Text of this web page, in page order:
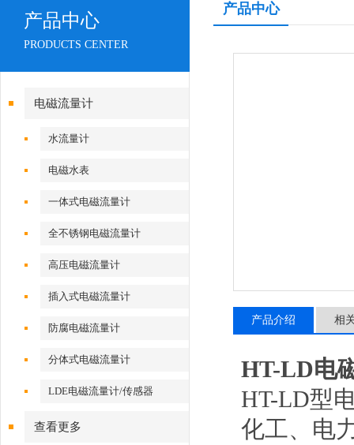
产品中心
PRODUCTS CENTER
电磁流量计
水流量计
电磁水表
一体式电磁流量计
全不锈钢电磁流量计
高压电磁流量计
插入式电磁流量计
防腐电磁流量计
分体式电磁流量计
LDE电磁流量计/传感器
查看更多
产品中心
产品介绍 相
HT-LD电
HT-LD型
化工、电